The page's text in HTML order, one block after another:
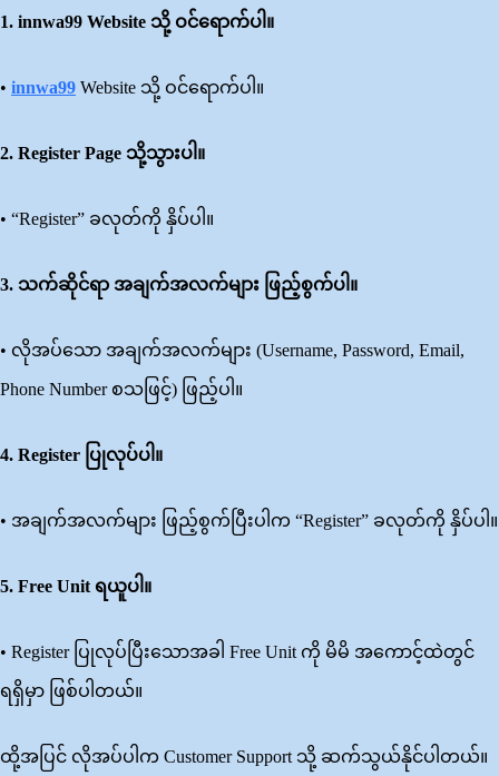
1. innwa99 Website သို့ ဝင်ရောက်ပါ။
• innwa99 Website သို့ ဝင်ရောက်ပါ။
2. Register Page သို့သွားပါ။
• “Register” ခလုတ်ကို နှိပ်ပါ။
3. သက်ဆိုင်ရာ အချက်အလက်များ ဖြည့်စွက်ပါ။
• လိုအပ်သော အချက်အလက်များ (Username, Password, Email,
Phone Number စသဖြင့်) ဖြည့်ပါ။
4. Register ပြုလုပ်ပါ။
• အချက်အလက်များ ဖြည့်စွက်ပြီးပါက “Register” ခလုတ်ကို နှိပ်ပါ။
5. Free Unit ရယူပါ။
• Register ပြုလုပ်ပြီးသောအခါ Free Unit ကို မိမိ အကောင့်ထဲတွင်
ရရှိမှာ ဖြစ်ပါတယ်။
ထို့အပြင် လိုအပ်ပါက Customer Support သို့ ဆက်သွယ်နိုင်ပါတယ်။